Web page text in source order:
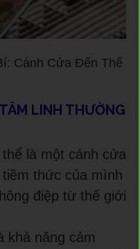
Cánh Cửa Đến Thế
LINH THƯỜNG
là một cánh cửa
thức của mình
điệp từ thế giới
khả năng cảm